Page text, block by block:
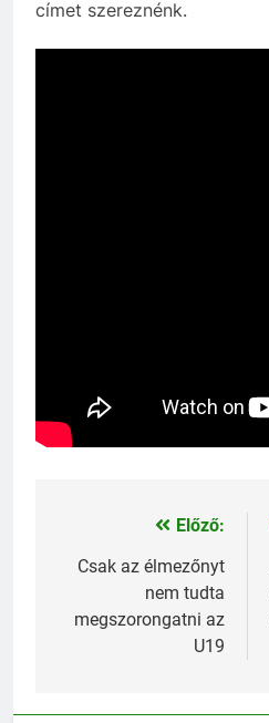
címet szereznénk.
Bejegyzés
navigáció
Előző:
Csak az élmezőnyt
nem tudta
megszorongatni az
U19